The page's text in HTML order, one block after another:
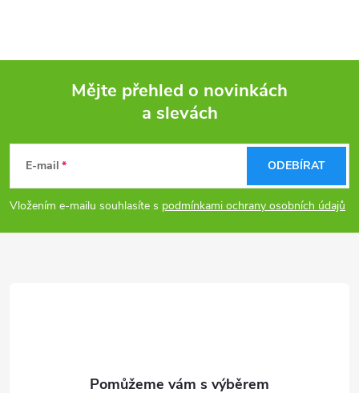
p
Mějte přehled o novinkách
a slevách
E-mail
Vložením e-mailu souhlasíte s podmínkami ochrany osobních údajů
ODEBÍRAT